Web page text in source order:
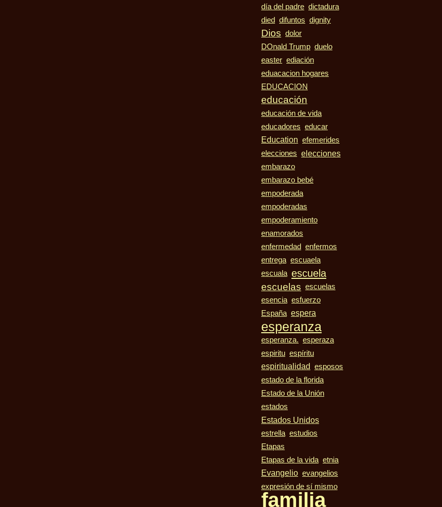
día del padre dictadura
died
difuntos dignity
Dios dolor
DOnald Trump duelo
easter ediación
eduacacion hogares
EDUCACION
educación
educación de vida
educadores educar
Education efemerides
elecciones elecciones
embarazo
embarazo bebé
empoderada
empoderadas
empoderamiento
enamorados
enfermedad
enfermos
entrega escuaela
escuala escuela
escuelas escuelas
esencia esfuerzo
España espera
esperanza
esperanza. esperaza
espiritu espíritu
espiritualidad
esposos
estado de la florida
Estado de la Unión
estados
Estados Unidos
estrella estudios
Etapas
Etapas de la vida etnia
Evangelio evangelios
expresión de sí mismo
familia